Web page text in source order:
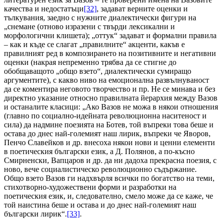
качества и недостатъци[32], задават верните оценки и
тълкувания, заедно с нужните диалектически фигури на
„снемане (отново изразени с твърди лексикални и
морфологични клишета); „оттук“ задават и формални правила
– как и къде се слагат „правилните“ акценти, какъв е
правилният ред в композирането на позитивните и негативни
оценки (накрая непременно трябва да се стигне до
обобщаващото „общо взето“, диалектически сумиращо
аргументите), с какво ниво на емоционална развълнуваност
да се коментира неговото творчество и пр. Не се минава и без
директно указание относно правилната йерархия между Вазов
и останалите класици: „Ако Вазов не можа в някои отношения
(главно по социално-идейната революционна наситеност и
сила) да надмине поезията на Ботев, той въпреки това беше и
остава до днес най-големият наш лирик, въпреки че Яворов,
Пенчо Славейков и др. внесоха някои нови и ценни елементи
в поетическия български език, а Д. Полянов, а по-късно
Смирненски, Вапцаров и др. да ни дадоха прекрасна поезия, с
ново, вече социалистическо революционно съдържание.
Общо взето Вазов ги надхвърля всички по богатство на теми,
стихотворно-художествени форми и разработки на
поетическия език, и, следователно, смело може да се каже, че
той наистина беше и остава и до днес най-големият наш
български лирик“.[33].